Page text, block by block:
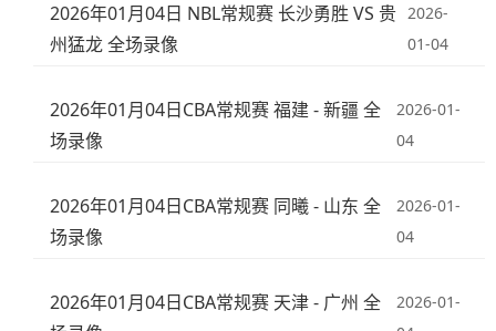
2026年01月04日 NBL常规赛 长沙勇胜 VS 贵
州猛龙 全场录像
2026-
01-04
2026年01月04日CBA常规赛 福建 - 新疆 全
场录像
2026-01-
04
2026年01月04日CBA常规赛 同曦 - 山东 全
场录像
2026-01-
04
2026年01月04日CBA常规赛 天津 - 广州 全
2026-01-